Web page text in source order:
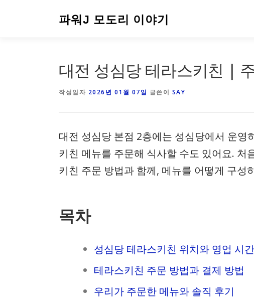
로
파워J 모도리 이야기
대전 성심당 테라스키친 |
작성일자 2026년 01월 07일 글쓴이 SAY
대전 성심당 본점 2층에는 성심당에서 운
키친 메뉴를 주문해 식사할 수도 있어요.
키친 주문 방법과 함께, 메뉴를 어떻게 구성
목차
성심당 테라스키친 위치와 영업 시간
테라스키친 주문 방법과 결제 방법
우리가 주문한 메뉴와 솔직 후기